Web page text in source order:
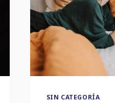
SIN CATEGORÍA